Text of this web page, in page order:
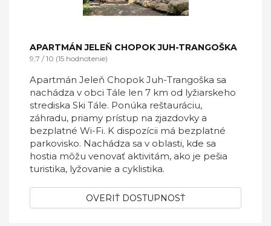
APARTMÁN JELEŇ CHOPOK JUH-TRANGOŠKA
9,7 / 10 (15 hodnotenie)
Apartmán Jeleň Chopok Juh-Trangoška sa
nachádza v obci Tále len 7 km od lyžiarskeho
strediska Ski Tále. Ponúka reštauráciu,
záhradu, priamy prístup na zjazdovky a
bezplatné Wi-Fi. K dispozícii má bezplatné
parkovisko. Nachádza sa v oblasti, kde sa
hostia môžu venovať aktivitám, ako je pešia
turistika, lyžovanie a cyklistika.
OVERIŤ DOSTUPNOSŤ